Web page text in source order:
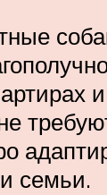
семьи.